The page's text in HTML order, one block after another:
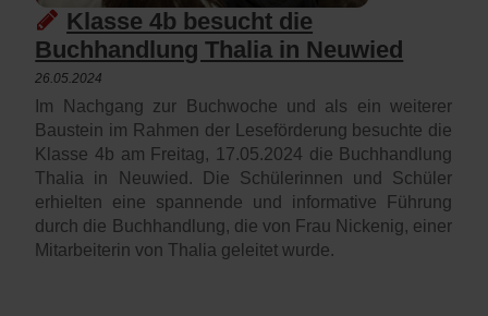
Klasse 4b besucht die
Buchhandlung Thalia in Neuwied
26.05.2024
Im Nachgang zur Buchwoche und als ein weiterer
Baustein im Rahmen der Leseförderung besuchte die
Klasse 4b am Freitag, 17.05.2024 die Buchhandlung
Thalia in Neuwied. Die Schülerinnen und Schüler
erhielten eine spannende und informative Führung
durch die Buchhandlung, die von Frau Nickenig, einer
Mitarbeiterin von Thalia geleitet wurde.